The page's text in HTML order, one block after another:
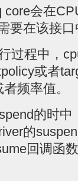
core会在
要在该接
过程中，
或者
频率值。
的时
的
回调函数